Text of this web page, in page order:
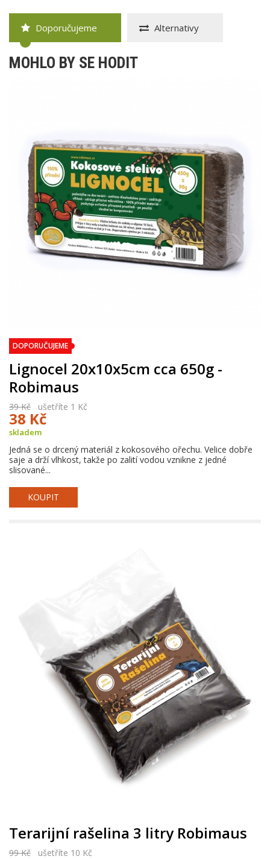
Doporučujeme Alternativy
MOHLO BY SE HODIT
DOPORUČUJEME
Lignocel 20x10x5cm cca 650g -
Robimaus
39 Kč ušetříte 1 Kč
38 Kč
skladem
Jedná se o drcený materiál z kokosového ořechu. Velice dobře
saje a drží vlhkost, takže po zalití vodou vznikne z jedné
slisované...
KOUPIT
Terarijní rašelina 3 litry Robimaus
99 Kč ušetříte 10 Kč